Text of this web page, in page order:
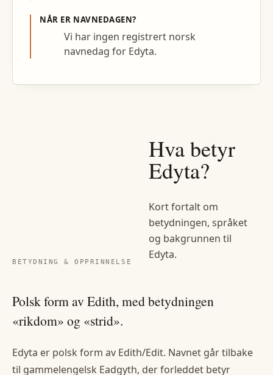
NÅR ER NAVNEDAGEN?
Vi har ingen registrert norsk
navnedag for Edyta.
BETYDNING & OPPRINNELSE
Hva betyr
Edyta?
Kort fortalt om
betydningen, språket
og bakgrunnen til
Edyta.
Polsk form av Edith, med betydningen
«rikdom» og «strid».
Edyta er polsk form av Edith/Edit. Navnet går tilbake
til gammelengelsk Eadgyth, der forleddet betyr